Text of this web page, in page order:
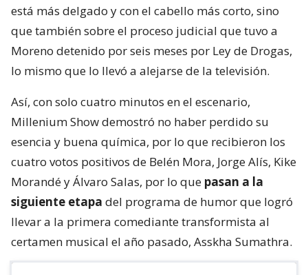
está más delgado y con el cabello más corto, sino
que también sobre el proceso judicial que tuvo a
Moreno detenido por seis meses por Ley de Drogas,
lo mismo que lo llevó a alejarse de la televisión.
Así, con solo cuatro minutos en el escenario,
Millenium Show demostró no haber perdido su
esencia y buena química, por lo que recibieron los
cuatro votos positivos de Belén Mora, Jorge Alís, Kike
Morandé y Álvaro Salas, por lo que pasan a la
siguiente etapa del programa de humor que logró
llevar a la primera comediante transformista al
certamen musical el año pasado, Asskha Sumathra.